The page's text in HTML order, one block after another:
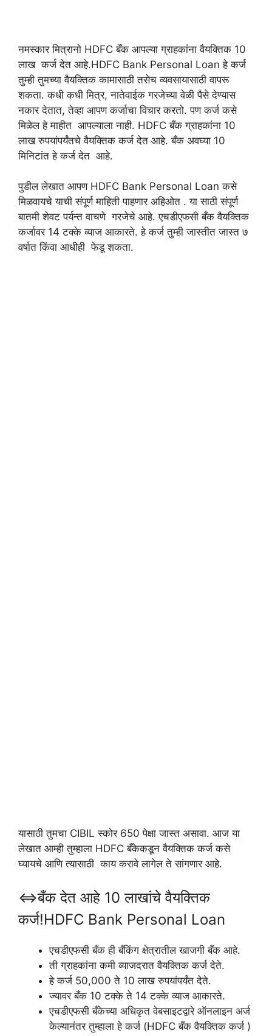
नमस्कार मित्रानो HDFC बँक आपल्या ग्राहकांना वैयक्तिक 10
लाख कर्ज देत आहे.HDFC Bank Personal Loan हे कर्ज
तुम्ही तुमच्या वैयक्तिक कामासाठी तसेच व्यवसायासाठी वापरू
शकता. कधी कधी मित्र, नातेवाईक गरजेच्या वेळी पैसे देण्यास
नकार देतात, तेव्हा आपण कर्जाचा विचार करतो. पण कर्ज कसे
मिळेल हे माहीत आपल्याला नाही. HDFC बँक ग्राहकांना 10
लाख रुपयांपर्यंतचे वैयक्तिक कर्ज देत आहे. बँक अवघ्या 10
मिनिटांत हे कर्ज देत आहे.
पुडील लेखात आपण HDFC Bank Personal Loan कसे
मिळवायचे याची संपूर्ण माहिती पाहणार अहिओत . या साठी संपूर्ण
बातमी शेवट पर्यन्त वाचणे गरजेचे आहे. एचडीएफसी बँक वैयक्तिक
कर्जावर 14 टक्के व्याज आकारते. हे कर्ज तुम्ही जास्तीत जास्त ७
वर्षात किंवा आधीही फेडू शकता.
यासाठी तुमचा CIBIL स्कोर 650 पेक्षा जास्त असावा. आज या
लेखात आम्ही तुम्हाला HDFC बँकेकडून वैयक्तिक कर्ज कसे
घ्यायचे आणि त्यासाठी काय करावे लागेल ते सांगणार आहे.
⇔बँक देत आहे 10 लाखांचे वैयक्तिक
कर्ज!HDFC Bank Personal Loan
एचडीएफसी बँक ही बँकिंग क्षेत्रातील खाजगी बँक आहे.
ती ग्राहकांना कमी व्याजदरात वैयक्तिक कर्ज देते.
हे कर्ज 50,000 ते 10 लाख रुपयांपर्यंत देते.
ज्यावर बँक 10 टक्के ते 14 टक्के व्याज आकारते.
एचडीएफसी बँकेच्या अधिकृत वेबसाइटद्वारे ऑनलाइन अर्ज
केल्यानंतर तुम्हाला हे कर्ज (HDFC बँक वैयक्तिक कर्ज )